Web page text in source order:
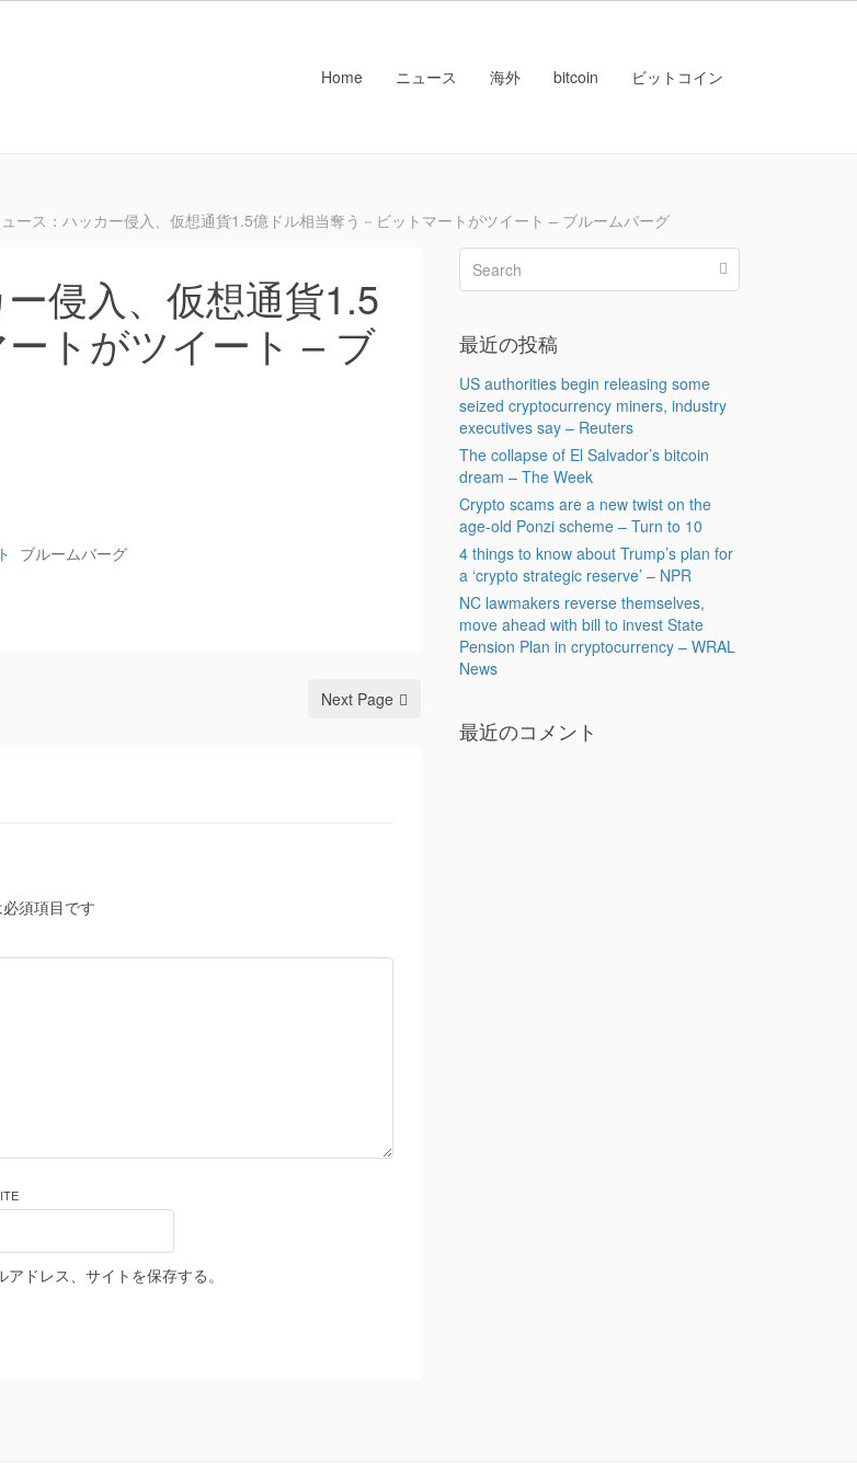
Home ニュース 海外 bitcoin ビットコイン
ース：ハッカー侵入、仮想通貨1.5億ドル相当奪う－ビットマートがツイート – ブルームバーグ
侵入、仮想通貨1.5
トがツイート – ブ
ブルームバーグ
Next Page
須項目です
ドレス、サイトを保存する。
最近の投稿
US authorities begin releasing some
seized cryptocurrency miners, industry
executives say – Reuters
The collapse of El Salvador’s bitcoin
dream – The Week
Crypto scams are a new twist on the
age-old Ponzi scheme – Turn to 10
4 things to know about Trump’s plan for
a ‘crypto strategic reserve’ – NPR
NC lawmakers reverse themselves,
move ahead with bill to invest State
Pension Plan in cryptocurrency – WRAL
News
最近のコメント